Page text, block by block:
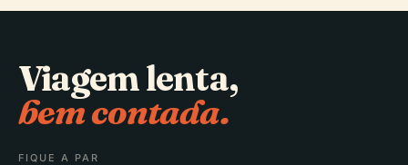
Viagem lenta,
bem contada.
FIQUE A PAR